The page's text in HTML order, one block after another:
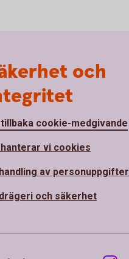
och
cookie-medgivande
hanterar vi cookies
av personuppgifter
och säkerhet